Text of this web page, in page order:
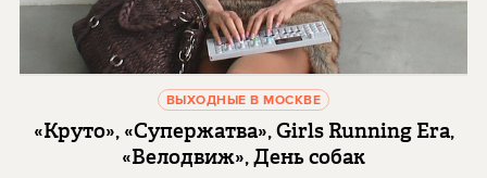
ВЫХОДНЫЕ В МОСКВЕ
«Круто», «Супержатва», Girls Running Era,
«Велодвиж», День собак